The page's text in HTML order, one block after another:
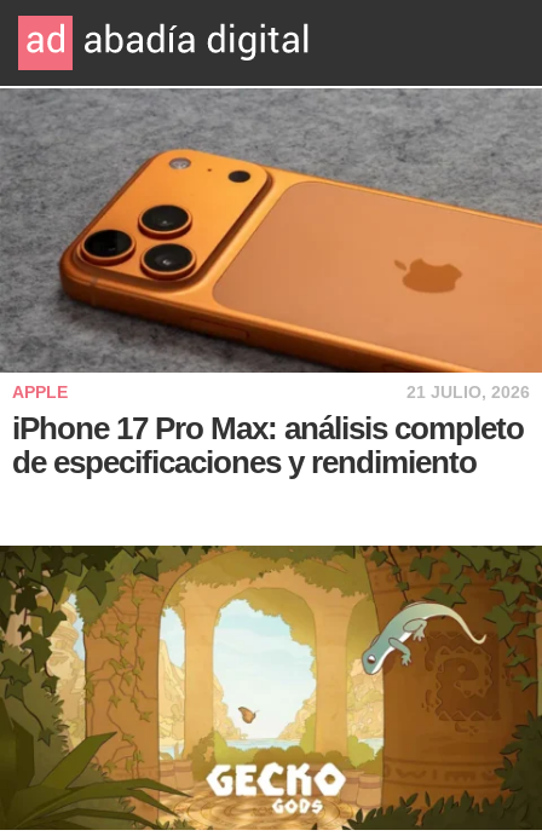
APPLE 21 JULIO, 2026
iPhone 17 Pro Max: análisis completo
de especificaciones y rendimiento